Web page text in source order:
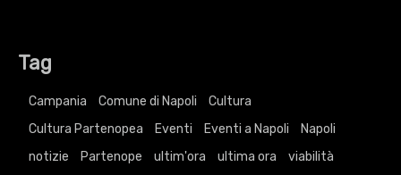
Tag
Campania Comune di Napoli
Cultura
Cultura Partenopea
Eventi Eventi a Napoli
Napoli
notizie
Partenope ultim'ora ultima ora viabilità